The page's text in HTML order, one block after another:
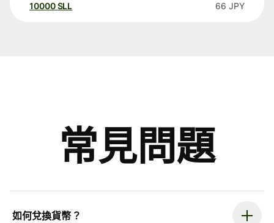
10000 SLL 66 JPY
常見問題
如何兌換貨幣？